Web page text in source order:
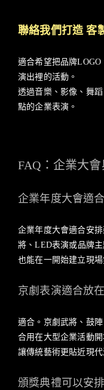
聯絡我們打造 客
適合希望把品牌
演出裡的活動。
透過音樂、影像、舞
點的企業表演。
FAQ：企業大
企業年度大會適
企業年度大會適合安
將、LED表演或品牌
也能在一開始建立現場
京劇表演適合放
適合。京劇武將、鼓
合用在大型企業活動
讓傳統藝術更貼近現代
頒獎典禮可以安